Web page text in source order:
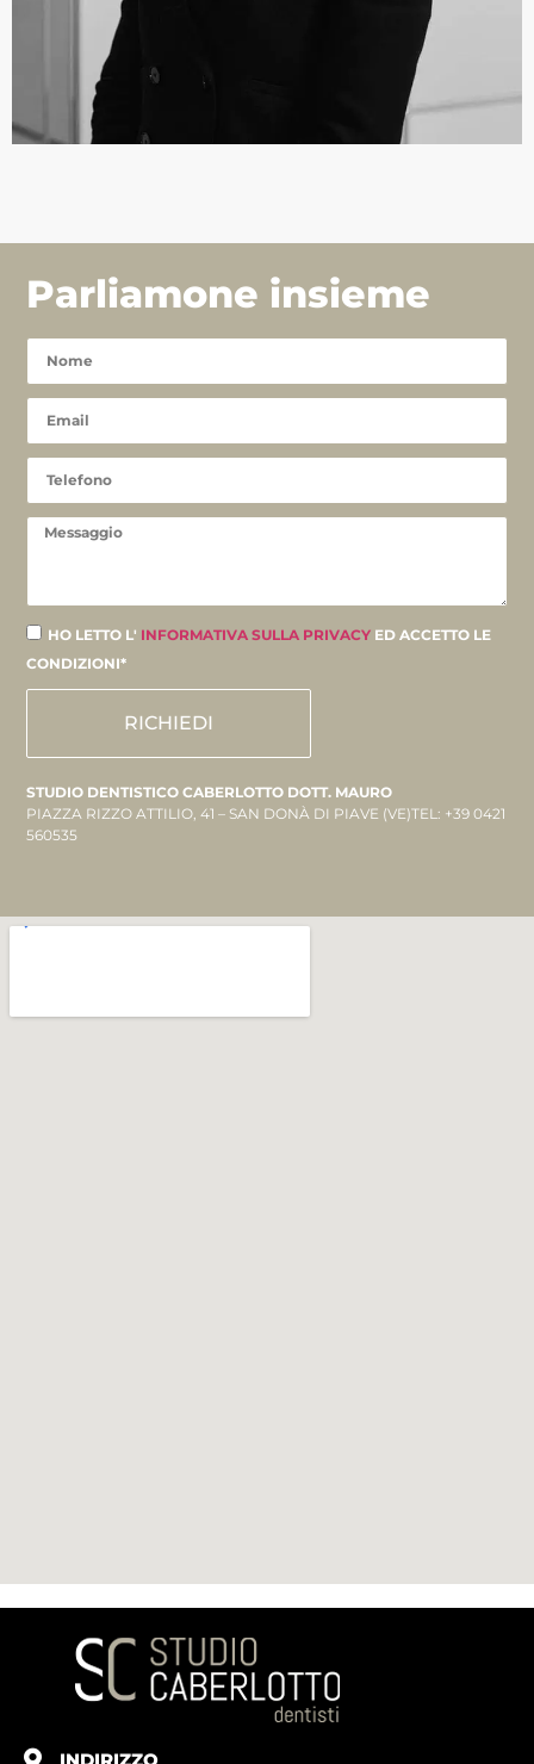
Parliamone insieme
HO LETTO L' INFORMATIVA SULLA PRIVACY ED ACCETTO LE
CONDIZIONI*
RICHIEDI
STUDIO DENTISTICO CABERLOTTO DOTT. MAURO
PIAZZA RIZZO ATTILIO, 41 – SAN DONÀ DI PIAVE (VE)TEL: +39 0421
560535
INDIRIZZO